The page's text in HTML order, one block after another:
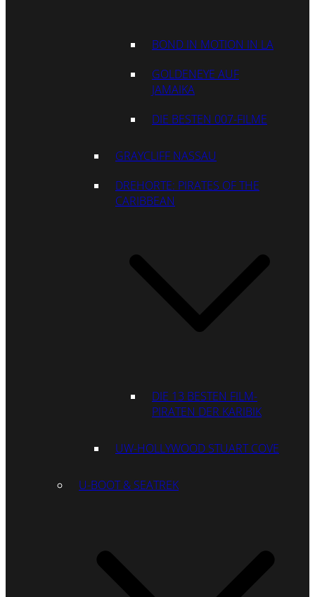
BOND IN MOTION IN LA
GOLDENEYE AUF
JAMAIKA
DIE BESTEN 007-FILME
GRAYCLIFF NASSAU
DREHORTE: PIRATES OF THE
CARIBBEAN
DIE 13 BESTEN FILM-
PIRATEN DER KARIBIK
UW-HOLLYWOOD STUART COVE
U-BOOT & SEATREK